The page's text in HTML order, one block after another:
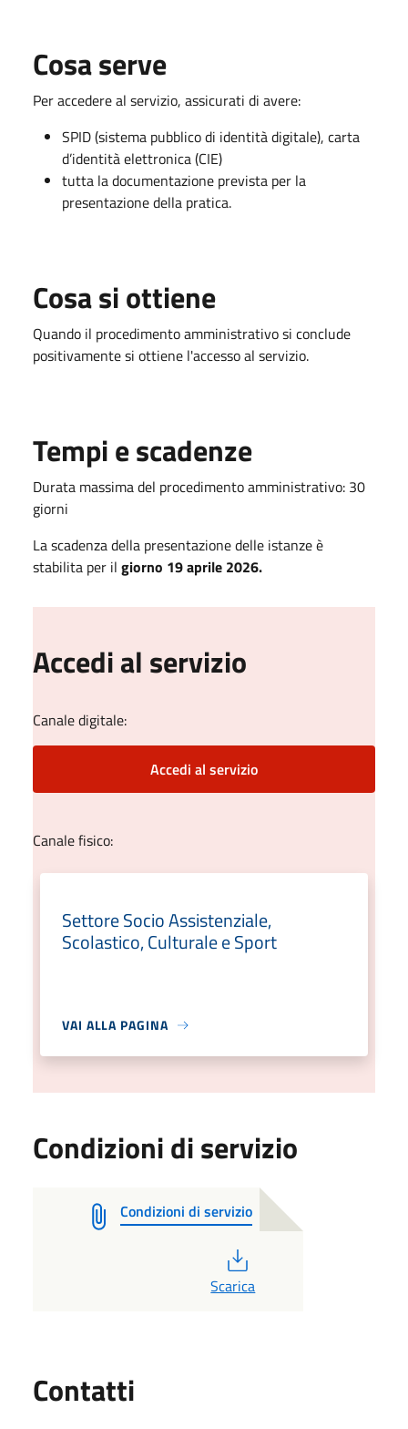
Cosa serve
Per accedere al servizio, assicurati di avere:
SPID (sistema pubblico di identità digitale), carta
d’identità elettronica (CIE)
tutta la documentazione prevista per la
presentazione della pratica.
Cosa si ottiene
Quando il procedimento amministrativo si conclude
positivamente si ottiene l'accesso al servizio.
Tempi e scadenze
Durata massima del procedimento amministrativo: 30
giorni
La scadenza della presentazione delle istanze è
stabilita per il giorno 19 aprile 2026.
Accedi al servizio
Canale digitale:
Accedi al servizio
Canale fisico:
Settore Socio Assistenziale,
Scolastico, Culturale e Sport
VAI ALLA PAGINA
Condizioni di servizio
Condizioni di servizio
Scarica
Contatti